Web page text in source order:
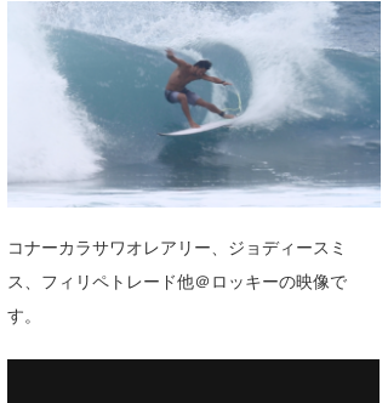
ニュース
サーフィンエリアガイド
会員メニュー
今月のプレゼント
コナーカラサワオレアリー、ジョディースミ
ス、フィリペトレード他＠ロッキーの映像で
す。
トラベル
ショップ情報
ショップ情報
湘南
大阪
ウラナミ
お知らせ